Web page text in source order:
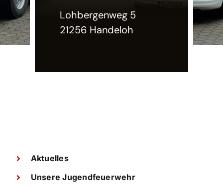
Lohbergenweg 5
21256 Handeloh
Aktuelles
Unsere Jugendfeuerwehr